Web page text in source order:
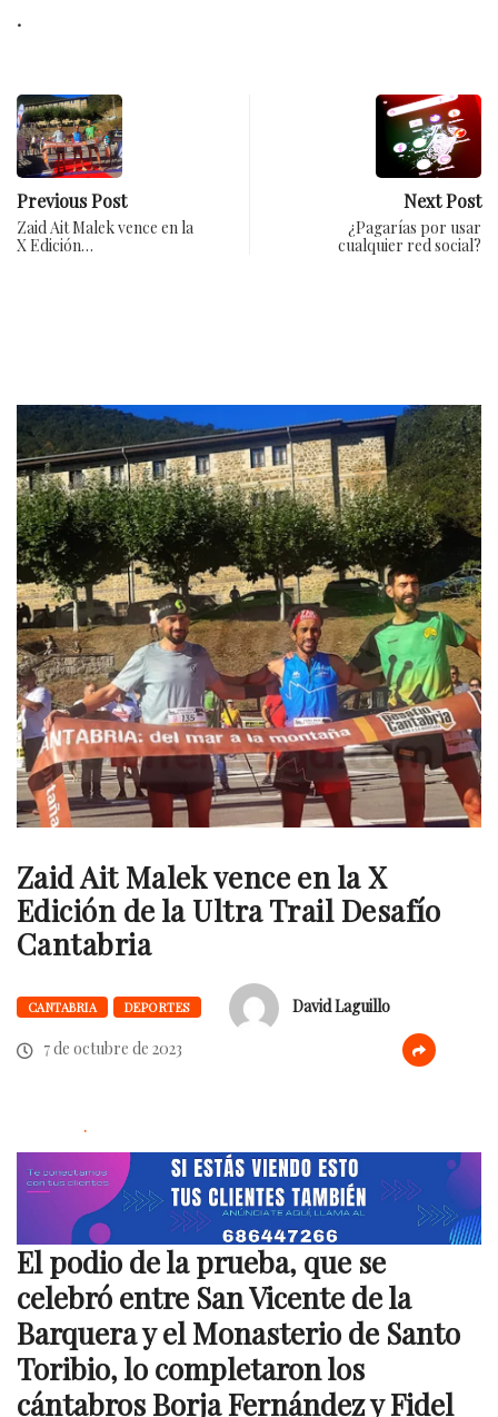
.
Previous Post
Zaid Ait Malek vence en la
X Edición…
Next Post
¿Pagarías por usar
cualquier red social?
Zaid Ait Malek vence en la X
Edición de la Ultra Trail Desafío
Cantabria
CANTABRIA DEPORTES
David Laguillo
7 de octubre de 2023
.
El podio de la prueba, que se
celebró entre San Vicente de la
Barquera y el Monasterio de Santo
Toribio, lo completaron los
cántabros Borja Fernández y Fidel